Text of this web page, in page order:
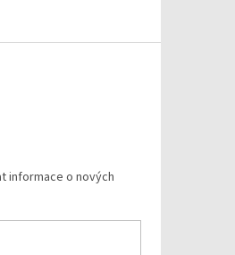
informace o nových